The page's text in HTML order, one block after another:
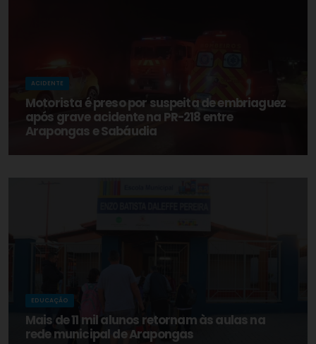
ACIDENTE
Motorista é preso por suspeita de embriaguez
após grave acidente na PR-218 entre
Arapongas e Sabáudia
EDUCAÇÃO
Mais de 11 mil alunos retornam às aulas na
rede municipal de Arapongas